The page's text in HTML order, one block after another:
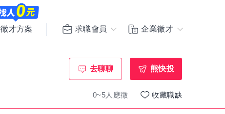
徵才方案 求職會員 企業徵才
去聊聊 熊快投
0~5人應徵 收藏職缺